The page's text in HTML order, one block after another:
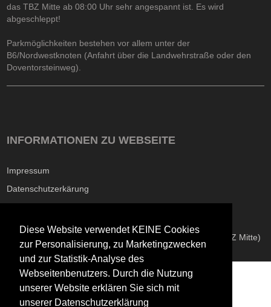
Diese Website verwendet KEINE Cookies
zur Personalisierung, zu Marketingzwecken
und zur Statistik-Analyse des
Webseitenbenutzers. Durch die Nutzung
unserer Website erklären Sie sich mit
unserer Datenschutzerklärung
das TBZ Mitte ab 08:00 Uhr sehr angespannt ist. Es wird
abgeschleppt!
Parkmöglichkeiten bestehen vor allem unter der
B6/Nordwestknoten (Anfahrt über die Landwehrstraße oder den
Doventorsteinweg).
INFORMATIONEN ZU WEBSEITE
Impressum
Datenschutzerkärung
Technisches Bildungszentrum Mitte (TBZ Mitte)